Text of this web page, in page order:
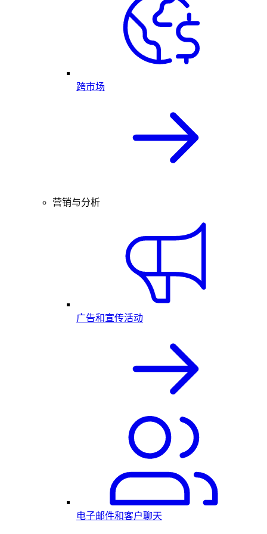
跨市场
营销与分析
广告和宣传活动
电子邮件和客户聊天